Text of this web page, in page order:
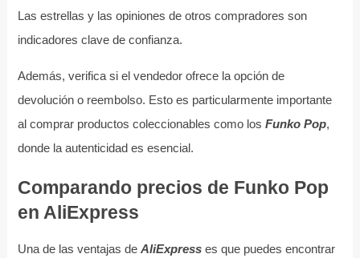
Las estrellas y las opiniones de otros compradores son
indicadores clave de confianza.
Además, verifica si el vendedor ofrece la opción de
devolución o reembolso. Esto es particularmente importante
al comprar productos coleccionables como los Funko Pop,
donde la autenticidad es esencial.
Comparando precios de Funko Pop
en AliExpress
Una de las ventajas de AliExpresses que puedes encontrar